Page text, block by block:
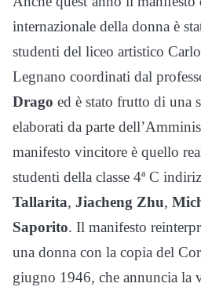
internazionale della donna è
studenti del liceo artistico
Legnano coordinati dal
Drago ed è stato frutto di una
elaborati da parte
manifesto vincitore è quello
studenti della classe 4ª C
Tallarita, Jiacheng Zhu,
Saporito. Il manifesto
una donna con la copia del
giugno 1946, che annuncia la